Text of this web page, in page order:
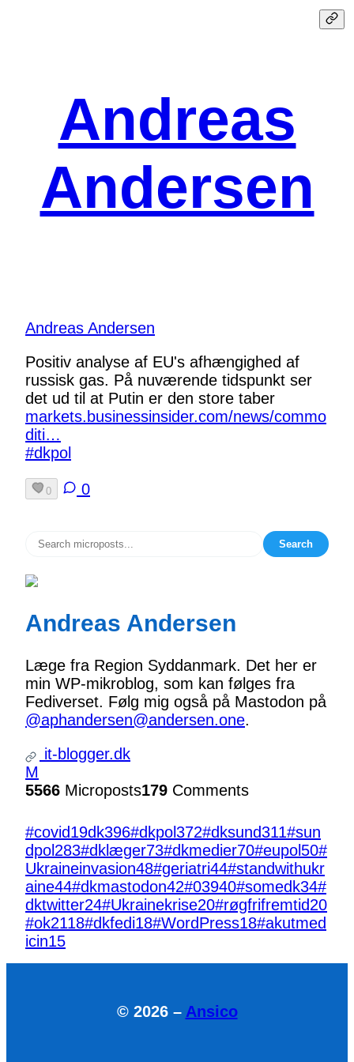
Andreas
Andersen
Andreas Andersen
Positiv analyse af EU's afhængighed af
russisk gas. På nuværende tidspunkt ser
det ud til at Putin er den store taber
markets.businessinsider.com/news/commo
diti…
#dkpol
0 0
Search
Andreas Andersen
Læge fra Region Syddanmark. Det her er
min WP-mikroblog, som kan følges fra
Fediverset. Følg mig også på Mastodon på
@aphandersen@andersen.one.
it-blogger.dk
M
5566 Microposts179 Comments
#covid19dk396#dkpol372#dksund311#sun
dpol 283#dklæger73#dkmedier70#eupol 50#
Ukraineinvasion48#geriatri44#standwithukr
aine44#dkmastodon42#03940#somedk34#
dktwitter24#Ukrainekrise20#røgfrifremtid20
#ok2118#dkfedi18#WordPress18#akutmed
icin15
© 2026 – Ansico